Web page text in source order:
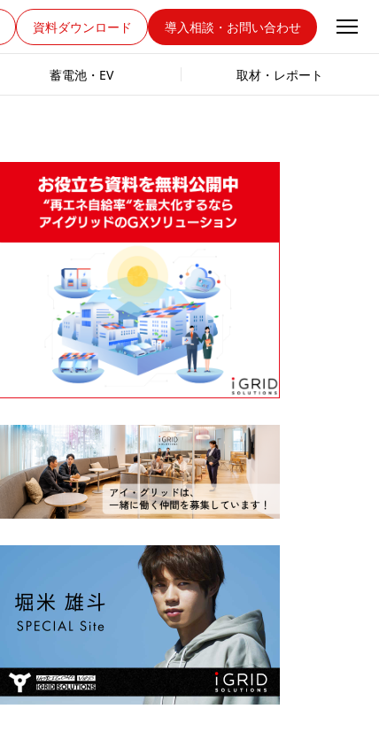
資料ダウンロード 導入相談・お問い合わせ
蓄電池・EV 取材・レポート